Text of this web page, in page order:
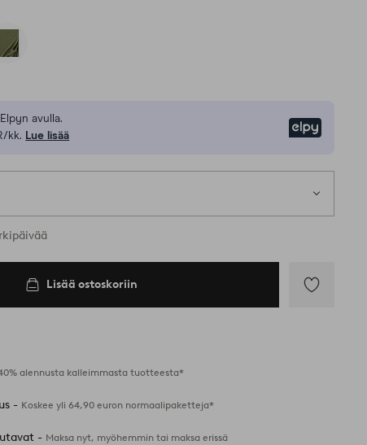
avulla.
kk. Lue lisää
koot
Lisää ostoskoriin
alennusta kalleimmasta tuotteesta*
- Koskee yli 64,90 euron normaalipaketteja*
- Maksa nyt, myöhemmin tai maksa erissä